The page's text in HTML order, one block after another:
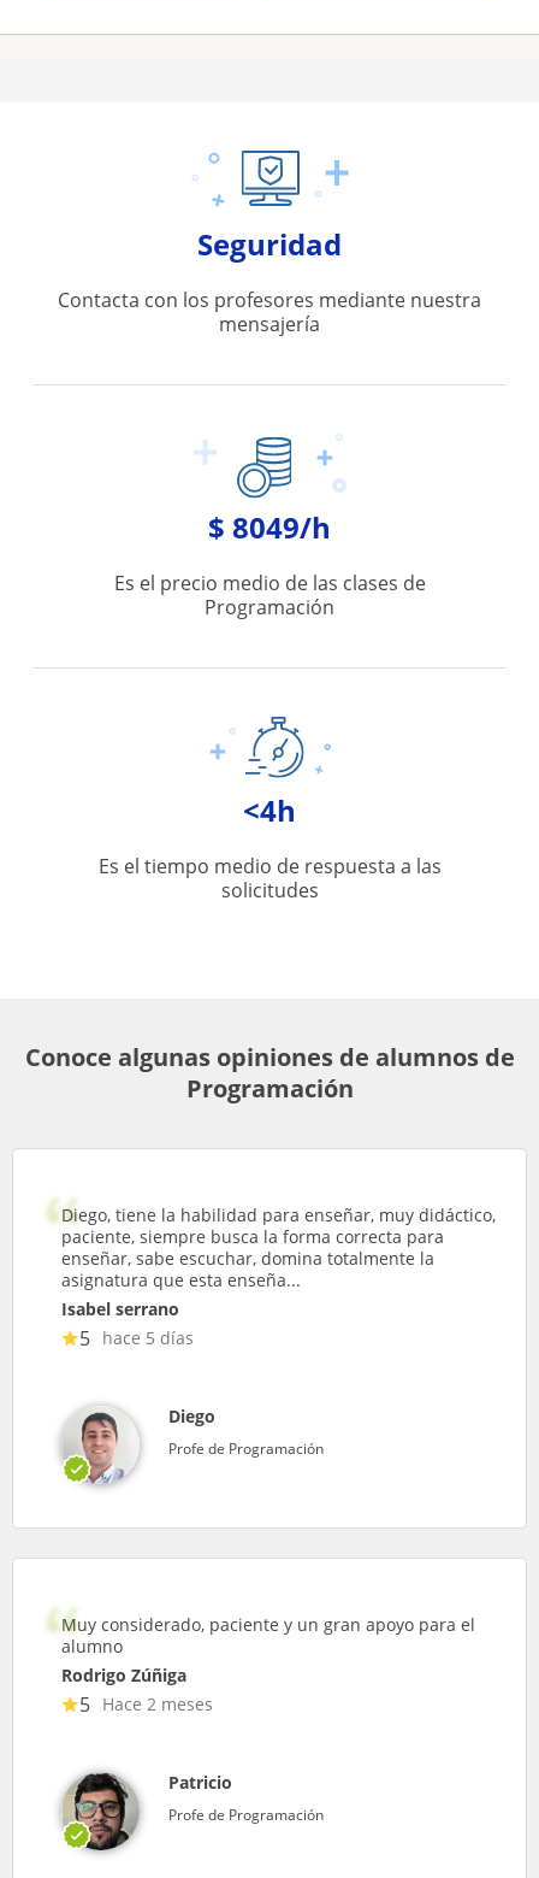
Seguridad
Contacta con los profesores mediante nuestra
mensajería
$ 8049/h
Es el precio medio de las clases de
Programación
<4h
Es el tiempo medio de respuesta a las
solicitudes
Conoce algunas opiniones de alumnos de
Programación
Diego, tiene la habilidad para enseñar, muy didáctico,
paciente, siempre busca la forma correcta para
enseñar, sabe escuchar, domina totalmente la
asignatura que esta enseña...
Isabel serrano
5 hace 5 días
Diego
Profe de Programación
Muy considerado, paciente y un gran apoyo para el
alumno
Rodrigo Zúñiga
5 Hace 2 meses
Patricio
Profe de Programación